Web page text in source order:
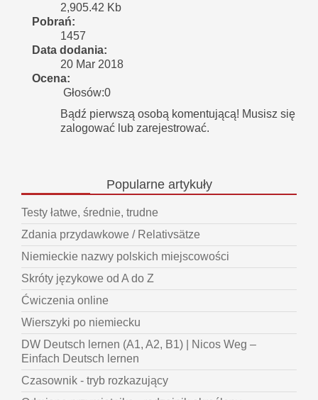
2,905.42 Kb
Pobrań:
1457
Data dodania:
20 Mar 2018
Ocena:
Głosów:0
Bądź pierwszą osobą komentującą! Musisz się
zalogować lub zarejestrować.
Popularneartykuły
Testy łatwe, średnie, trudne
Zdania przydawkowe / Relativsätze
Niemieckie nazwy polskich miejscowości
Skróty językowe od A do Z
Ćwiczenia online
Wierszyki po niemiecku
DW Deutsch lernen (A1, A2, B1) | Nicos Weg –
Einfach Deutsch lernen
Czasownik - tryb rozkazujący